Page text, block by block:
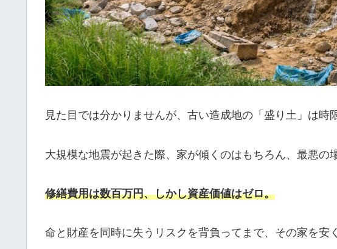
見た目では分かりませんが、古い造成地の「盛り土」は時
大規模な地震が起きた際、家が傾くのはもちろん、最悪の
修繕費用は数百万円、しかし資産価値はゼロ。
命と財産を同時に失うリスクを背負ってまで、その家を安